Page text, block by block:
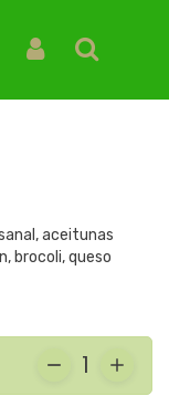
aceitunas
brocoli, queso
1